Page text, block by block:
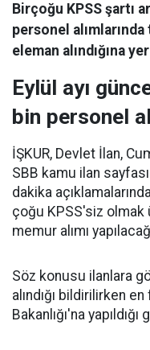
Birçoğu KPSS şartı
personel
eleman alındığına
Eylül ayı
bin personel
İŞKUR, Devlet İlan,
SBB kamu ilan
dakika
çoğu KPSS'siz
memur alımı
Söz konusu ilanlara
alındığı bildirilirken
Bakanlığı'na yapıldığı